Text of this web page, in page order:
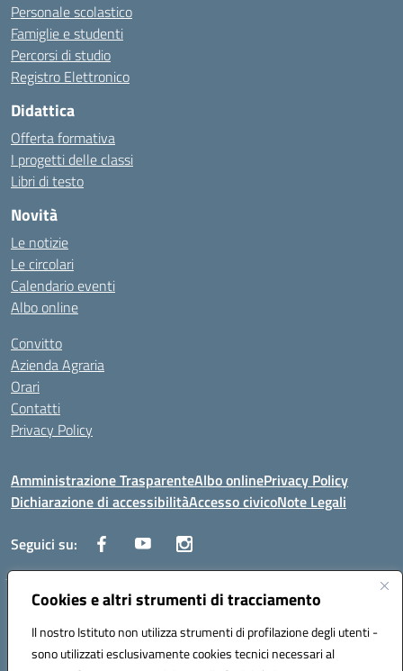
Cookies e altri strumenti di tracciamento
Il nostro Istituto non utilizza strumenti di profilazione degli utenti -
sono utilizzati esclusivamente cookies tecnici necessari al
Personale scolastico
Famiglie e studenti
Percorsi di studio
Registro Elettronico
Didattica
Offerta formativa
I progetti delle classi
Libri di testo
Novità
Le notizie
Le circolari
Calendario eventi
Albo online
Convitto
Azienda Agraria
Orari
Contatti
Privacy Policy
Amministrazione TrasparenteAlbo onlinePrivacy Policy
Dichiarazione di accessibilitàAccesso civicoNote Legali
Seguici su:
Via dei Cappuccini, 5 - 60044 Fabriano (AN) - Tel. 0732 3373 - 0732
3573 - Mail: anis01700P@istruzione.it - PEC:
Codice meccanografico: ANIS01700P - Codice iPA: istsc_ANIS01700P -